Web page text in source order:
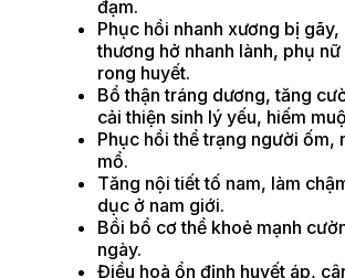
đạm.
Phục hồi nhanh xương bị
thương hở nhanh lành, phụ
rong huyết.
Bổ thận tráng dương, tăng
cải thiện sinh lý yếu, hiếm
Phục hồi thể trạng người ốm,
mổ.
Tăng nội tiết tố nam, làm
dục ở nam giới.
Bồi bổ cơ thể khoẻ mạnh
ngày.
Điều hoà ổn định huyết áp,